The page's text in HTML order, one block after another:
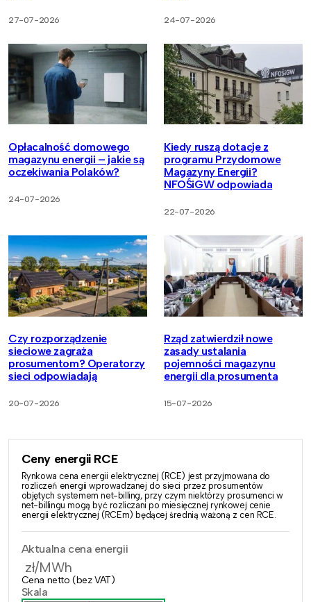
27-07-2026 24-07-2026
Opłacalność domowego
magazynu energii – jakie są
oczekiwania Polaków?
24-07-2026
Kiedy ruszą dotacje z
programu Przydomowe
Magazyny Energii?
NFOŚiGW odpowiada
22-07-2026
Czy rozporządzenie
sieciowe zagraża
prosumentom? Operatorzy
sieci odpowiadają
20-07-2026
Rząd zatwierdził nowe
zasady ustalania
pojemności magazynu
energii dla prosumenta
15-07-2026
Ceny energii RCE
Rynkowa cena energii elektrycznej (RCE) jest przyjmowana do
rozliczeń energii wprowadzanej do sieci przez prosumentów
objętych systemem net-billing, przy czym niektórzy prosumenci w
net-billingu mogą być rozliczani po miesięcznej rynkowej cenie
energii elektrycznej (RCEm) będącej średnią ważoną z cen RCE.
Aktualna cena energii
zł/MWh
Cena netto (bez VAT)
Skala